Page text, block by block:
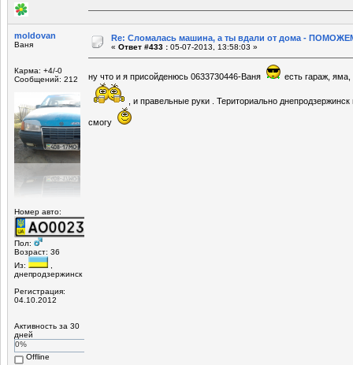
moldovan
Ваня
Карма: +4/-0
Сообщений: 212
Номер авто:
Пол:
Возраст: 36
Из:
,
днепродзержинск
Регистрация:
04.10.2012
Активность за 30
дней
0%
Offline
Re: Сломалась машина, а ты вдали от дома -
« Ответ #433 : 05-07-2013, 13:58:03 »
ну что и я присойденюсь 0633730446-Ваня есть гараж,
, и правельные руки . Териториально
смогу